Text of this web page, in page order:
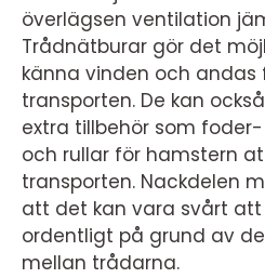
överlägsen ventilation
Trådnätburar gör det
känna vinden och andas
transporten. De kan
extra tillbehör som
och rullar för hamstern
transporten. Nackdelen
att det kan vara svårt
ordentligt på grund av
mellan trådarna.